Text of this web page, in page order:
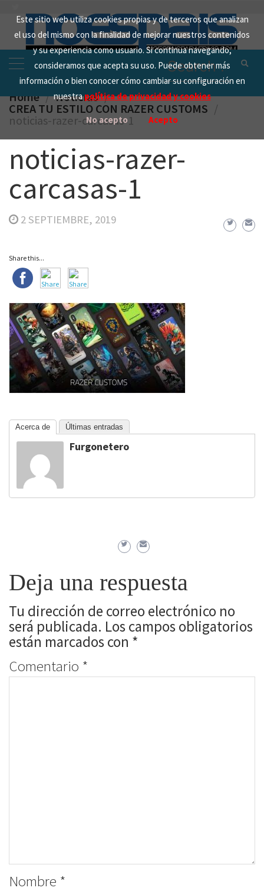
Este sitio web utiliza cookies propias y de terceros que analizan
el uso del mismo con la finalidad de mejorar nuestros contenidos
y su experiencia como usuario. Si continua navegando,
consideramos que acepta su uso. Puede obtener más
información o bien conocer cómo cambiar su configuración en
nuestrapolítica de privacidad y cookies
No acepto Acepto
content
Search
for:
Home Noticias
CREA TU ESTILO CON RAZER CUSTOMS
noticias-razer-carcasas-1
noticias-razer-
carcasas-1
2 SEPTIEMBRE, 2019
Share this...
Acerca de Últimas entradas
Furgonetero
Deja una respuesta
Tu dirección de correo electrónico no
será publicada. Los campos obligatorios
están marcados con *
Comentario *
Nombre *